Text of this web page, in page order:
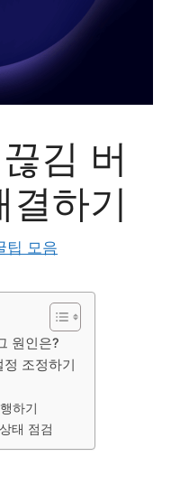
김 버
결하기
팁 모음
원인은?
조정하기
하기
태 점검